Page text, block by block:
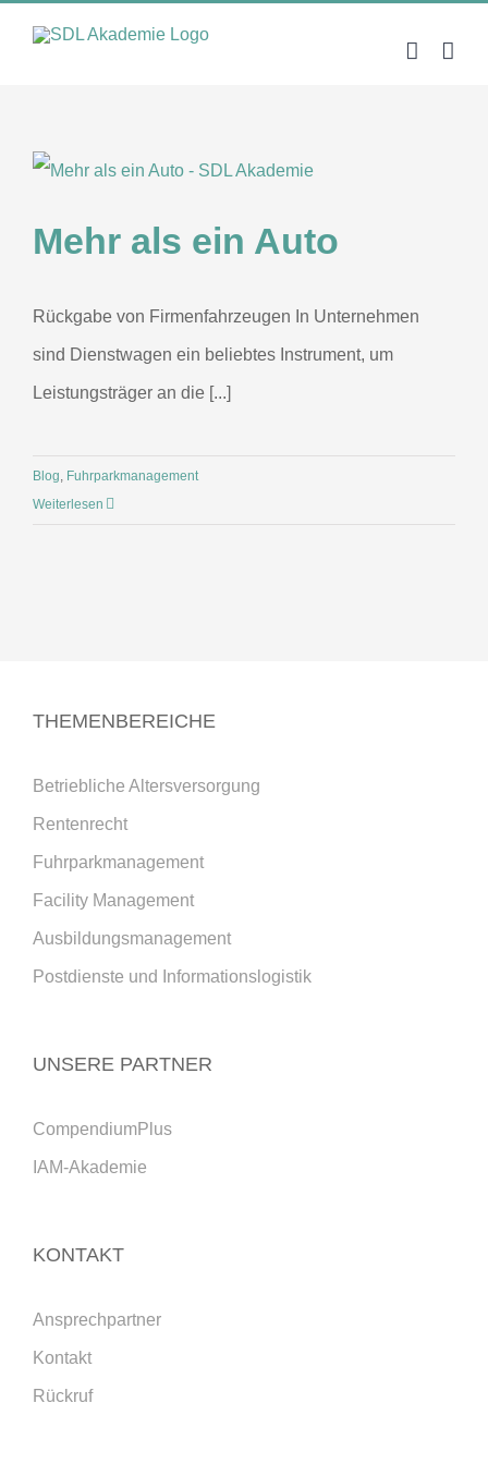
Mehr als ein Auto
Rückgabe von Firmenfahrzeugen In Unternehmen
sind Dienstwagen ein beliebtes Instrument, um
Leistungsträger an die [...]
Blog, Fuhrparkmanagement
Weiterlesen
THEMENBEREICHE
Betriebliche Altersversorgung
Rentenrecht
Fuhrparkmanagement
Facility Management
Ausbildungsmanagement
Postdienste und Informationslogistik
UNSERE PARTNER
CompendiumPlus
IAM-Akademie
KONTAKT
Ansprechpartner
Kontakt
Rückruf